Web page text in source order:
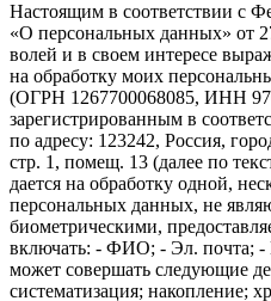
Настоящим в соответствии с
«О персональных данных» от
волей и в своем интересе
на обработку моих
(ОГРН 1267700068085, ИНН
зарегистрированным в
по адресу: 123242, Россия,
стр. 1, помещ. 13 (далее по
дается на обработку одной,
персональных данных, не
биометрическими,
включать: - ФИО; - Эл. почта; -
может совершать следующие
систематизация; накопление;